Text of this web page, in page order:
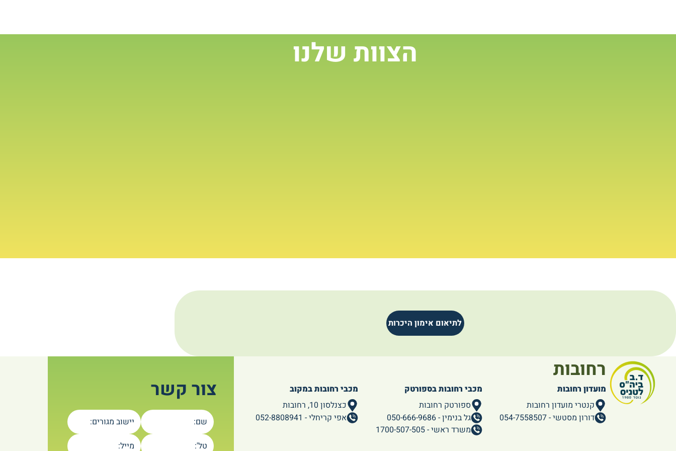
הצוות שלנו
לתיאום אימון היכרות
רחובות
מועדון רחובות
קנטרי מועדון רחובות
דורון מסטשי - 054-7558507
מכבי רחובות בספורטק
ספורטק רחובות
גל בנימין - 050-666-9686
משרד ראשי - 1700-507-505
מכבי רחובות במקוב
כצנלסון 10, רחובות
אפי קריחלי - 052-8808941
צור קשר
שם:
יישוב מגורים:
טל':
מייל: